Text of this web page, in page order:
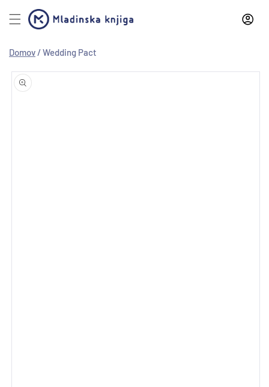
na
vsebino
Domov /Wedding Pact
na
informacije